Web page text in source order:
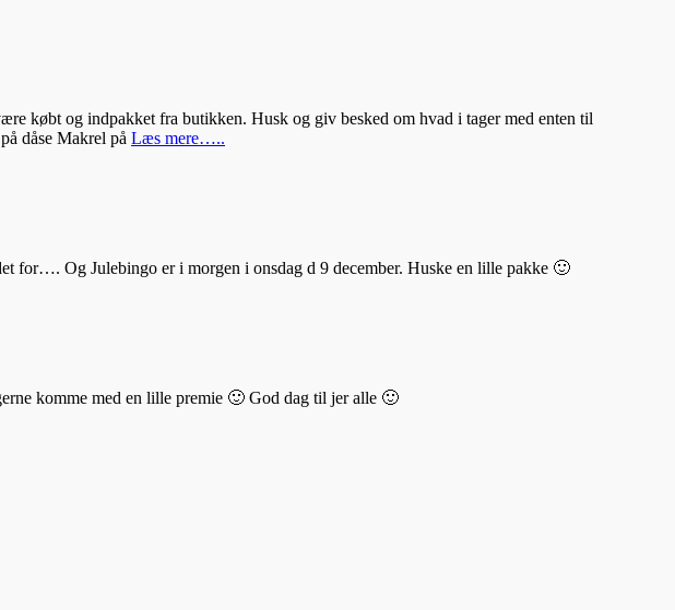
købt og indpakket fra butikken. Husk og giv besked om hvad i tager med enten til
dåse Makrel på Læs mere…..
for…. Og Julebingo er i morgen i onsdag d 9 december. Huske en lille pakke 🙂
komme med en lille premie 🙂 God dag til jer alle 🙂